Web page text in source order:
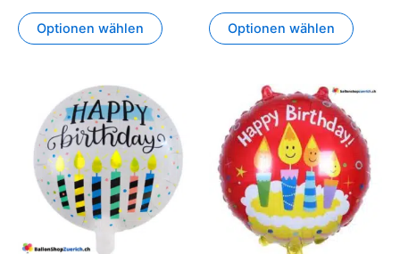
Optionen wählen Optionen wählen